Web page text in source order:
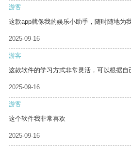
游客
这款app就像我的娱乐小助手，随时随地为
2025-09-16
游客
这款软件的学习方式非常灵活，可以根据自
2025-09-16
游客
这个软件我非常喜欢
2025-09-16